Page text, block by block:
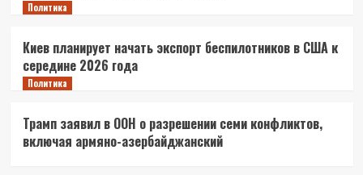
Политика
Киев планирует начать экспорт беспилотников в США к
середине 2026 года
Политика
Трамп заявил в ООН о разрешении семи конфликтов,
включая армяно-азербайджанский